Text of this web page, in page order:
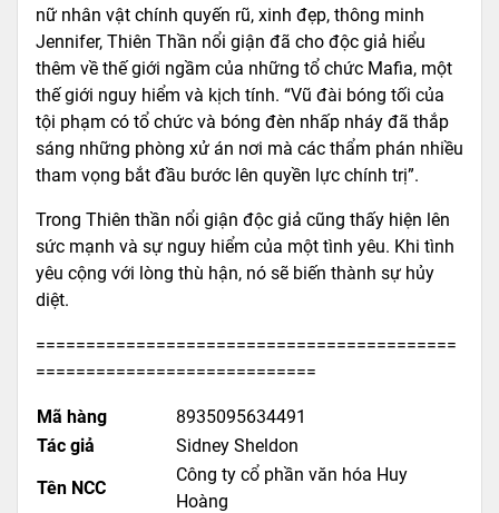
nữ nhân vật chính quyến rũ, xinh đẹp, thông minh
Jennifer, Thiên Thần nổi giận đã cho độc giả hiểu
thêm về thế giới ngầm của những tổ chức Mafia, một
thế giới nguy hiểm và kịch tính. “Vũ đài bóng tối của
tội phạm có tổ chức và bóng đèn nhấp nháy đã thắp
sáng những phòng xử án nơi mà các thẩm phán nhiều
tham vọng bắt đầu bước lên quyền lực chính trị”.
Trong Thiên thần nổi giận độc giả cũng thấy hiện lên
sức mạnh và sự nguy hiểm của một tình yêu. Khi tình
yêu cộng với lòng thù hận, nó sẽ biến thành sự hủy
diệt.
==========================================
============================
Mã hàng
8935095634491
Tác giả
Sidney Sheldon
Tên NCC
Công ty cổ phần văn hóa Huy
Hoàng